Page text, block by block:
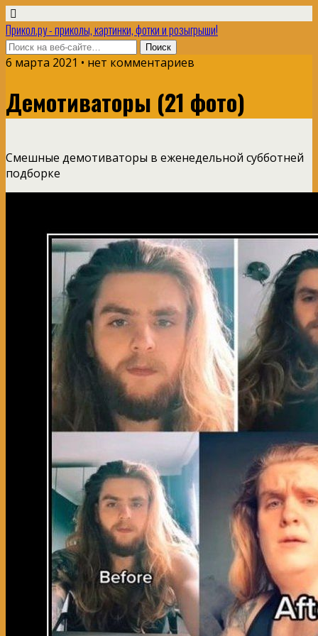
Прикол.ру - приколы, картинки, фотки и розыгрыши!
6 марта 2021 • нет комментариев
Демотиваторы (21 фото)
Смешные демотиваторы в еженедельной субботней
подборке